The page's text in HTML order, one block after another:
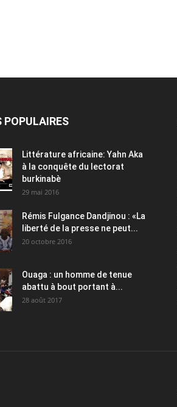
POPULAIRES
Littérature africaine: Yahn Aka
à la conquête du lectorat
burkinabè
29 mai 2016
Rémis Fulgance Dandjinou : «La
liberté de la presse ne peut...
20 octobre 2016
Ouaga : un homme de tenue
abattu à bout portant à...
28 août 2017